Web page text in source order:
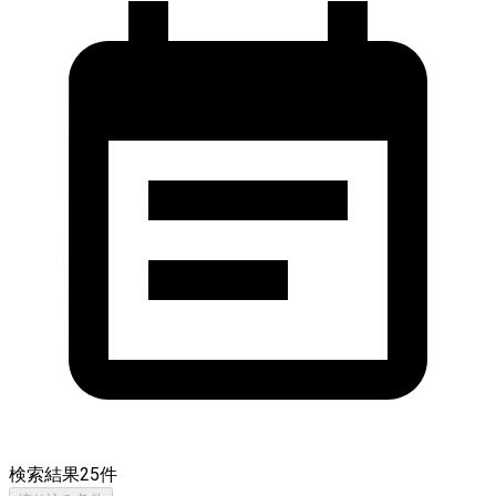
検索結果25件